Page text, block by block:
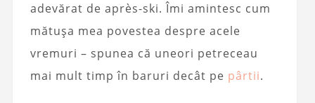
adevărat de après-ski. Îmi amintesc cum
mătușa mea povestea despre acele
vremuri – spunea că uneori petreceau
mai mult timp în baruri decât pe pârtii.